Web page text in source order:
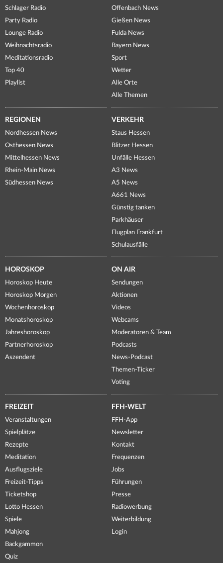
Schlager Radio
Party Radio
Lounge Radio
Weihnachtsradio
Meditationsradio
Top 40
Playlist
Offenbach News
Gießen News
Fulda News
Bayern News
Sport
Wetter
Alle Orte
Alle Themen
REGIONEN
Nordhessen News
Osthessen News
Mittelhessen News
Rhein-Main News
Südhessen News
VERKEHR
Staus Hessen
Blitzer Hessen
Unfälle Hessen
A3 News
A5 News
A661 News
Günstig tanken
Parkhäuser
Flugplan Frankfurt
Schulausfälle
HOROSKOP
Horoskop Heute
Horoskop Morgen
Wochenhoroskop
Monatshoroskop
Jahreshoroskop
Partnerhoroskop
Aszendent
ON AIR
Sendungen
Aktionen
Videos
Webcams
Moderatoren & Team
Podcasts
News-Podcast
Themen-Ticker
Voting
FREIZEIT
Veranstaltungen
Spielplätze
Rezepte
Meditation
Ausflugsziele
Freizeit-Tipps
Ticketshop
Lotto Hessen
Spiele
Mahjong
Backgammon
Quiz
FFH-WELT
FFH-App
Newsletter
Kontakt
Frequenzen
Jobs
Führungen
Presse
Radiowerbung
Weiterbildung
Login